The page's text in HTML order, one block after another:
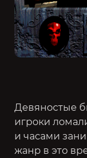
Девяностые
игроки
и часами
жанр в это